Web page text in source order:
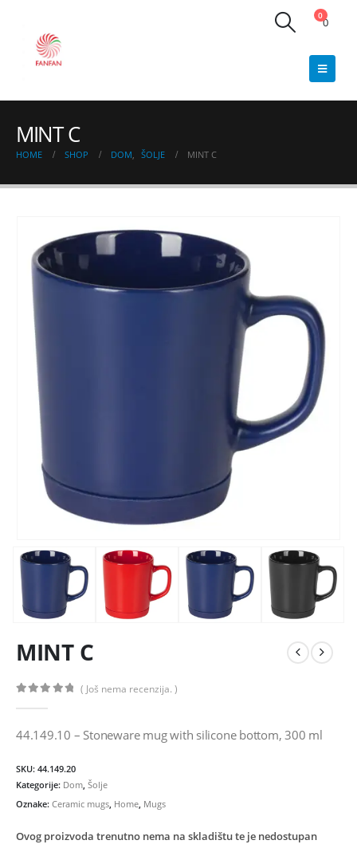
00
MINT C
HOME SHOP DOM, ŠOLJE MINT C
MINT C
( Još nema recenzija. )
44.149.10 – Stoneware mug with silicone bottom, 300 ml
SKU: 44.149.20
Kategorije: Dom, Šolje
Oznake: Ceramic mugs, Home, Mugs
Ovog proizvoda trenutno nema na skladištu te je nedostupan